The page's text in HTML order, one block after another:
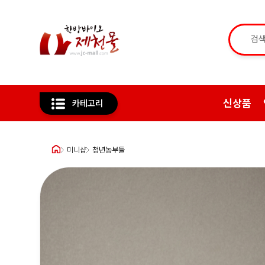
카테고리 신상품
미니샵 청년농부들